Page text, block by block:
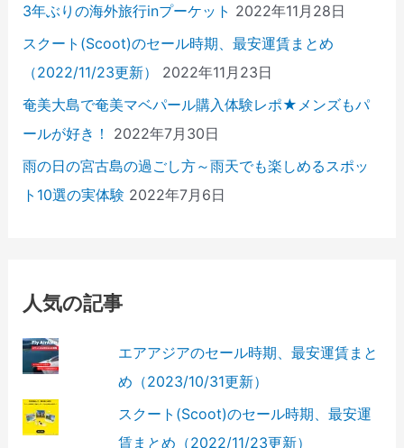
3年ぶりの海外旅行inプーケット 2022年11月28日
スクート(Scoot)のセール時期、最安運賃まとめ
（2022/11/23更新）
2022年11月23日
奄美大島で奄美マベパール購入体験レポ★メンズもパ
ールが好き！
2022年7月30日
雨の日の宮古島の過ごし方～雨天でも楽しめるスポッ
ト10選の実体験 2022年7月6日
人気の記事
エアアジアのセール時期、最安運賃まと
め（2023/10/31更新）
スクート(Scoot)のセール時期、最安運
賃まとめ（2022/11/23更新）